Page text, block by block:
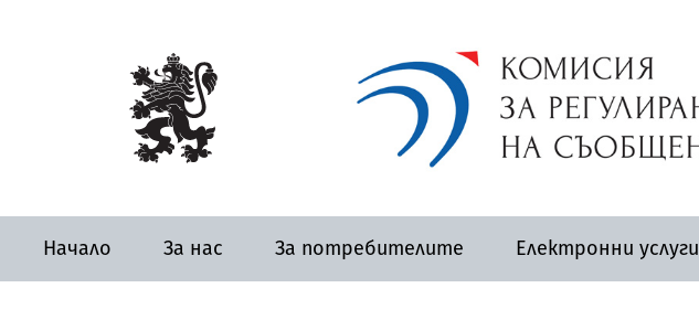
Начало За нас За потребителите Електронни услуги